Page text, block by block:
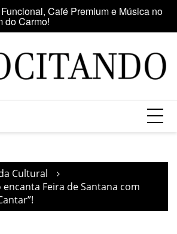
América Latina participa da Feira
Center Lapa
Cultural
encanta Feira de Santana com